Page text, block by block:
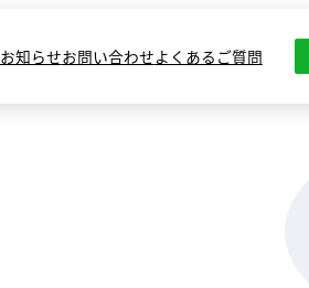
お知らせお問い合わせよくあるご質問